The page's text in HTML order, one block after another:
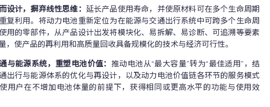
设计，摒弃线性思维： 延长产品使用寿命，并使原材料可在多个生命周期
复利用。将动力电池重新定位为在能源与交通出行系统中可跨多个生命周
用的零部件，从产品设计出发将模块化、易拆解、易诊断、可追溯等要素
，使产品的再利用和高质量回收具备规模化的技术与经济可行性。
与能源系统，重塑电池价值： 推动电池从“最大容量”转为“最佳适用”，结
出行与能源体系的优化与再设计，以及动力电池价值链各环节的服务模式
用户在不增加电池体量的前提下，获得相同或更高水平的功能与使用效